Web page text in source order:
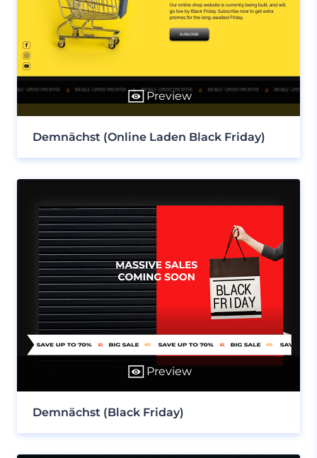
Preview
Demnächst (Online Laden Black Friday)
Preview
Demnächst (Black Friday)